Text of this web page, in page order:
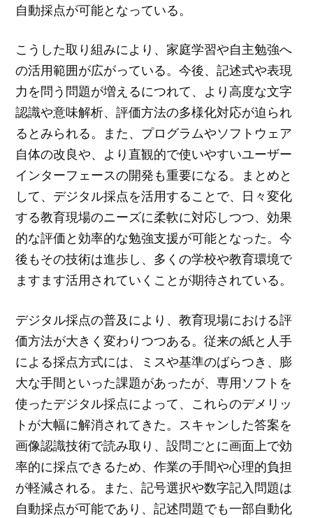
自動採点が可能となっている。
こうした取り組みにより、家庭学習や自主勉強へ
の活用範囲が広がっている。今後、記述式や表現
力を問う問題が増えるにつれて、より高度な文字
認識や意味解析、評価方法の多様化対応が迫られ
るとみられる。また、プログラムやソフトウェア
自体の改良や、より直観的で使いやすいユーザー
インターフェースの開発も重要になる。まとめと
して、デジタル採点を活用することで、日々変化
する教育現場のニーズに柔軟に対応しつつ、効果
的な評価と効率的な勉強支援が可能となった。今
後もその技術は進歩し、多くの学校や教育環境で
ますます活用されていくことが期待されている。
デジタル採点の普及により、教育現場における評
価方法が大きく変わりつつある。従来の紙と人手
による採点方式には、ミスや基準のばらつき、膨
大な手間といった課題があったが、専用ソフトを
使ったデジタル採点によって、これらのデメリッ
トが大幅に解消されてきた。スキャンした答案を
画像認識技術で読み取り、設問ごとに画面上で効
率的に採点できるため、作業の手間や心理的負担
が軽減される。また、記号選択や数字記入問題は
自動採点が可能であり、記述問題でも一部自動化